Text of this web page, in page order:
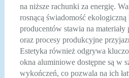
na niższe rachunki za energię.
rosnącą świadomość
producentów stawia na
oraz procesy produkcyjne
Estetyka również odgrywa
okna aluminiowe dostępne są w
wykończeń, co pozwala na ich